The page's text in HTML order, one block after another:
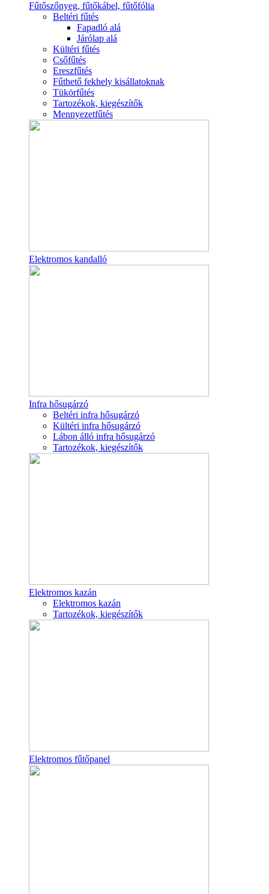
Fűtőszőnyeg, fűtőkábel, fűtőfólia
Beltéri fűtés
Fapadló alá
Járólap alá
Kültéri fűtés
Csőfűtés
Ereszfűtés
Fűthető fekhely kisállatoknak
Tükörfűtés
Tartozékok, kiegészítők
Mennyezetfűtés
Elektromos kandalló
Infra hősugárzó
Beltéri infra hősugárzó
Kültéri infra hősugárzó
Lábon álló infra hősugárzó
Tartozékok, kiegészítők
Elektromos kazán
Elektromos kazán
Tartozékok, kiegészítők
Elektromos fűtőpanel